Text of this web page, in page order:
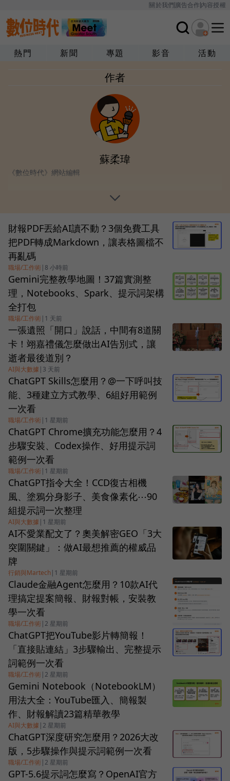
關於我們廣告合作內容授權
熱門 新聞 專題 影音 活動
作者
蘇柔瑋
《數位時代》網站編輯
財報PDF丟給AI讀不動？3個免費工具
把PDF轉成Markdown，讓表格圖檔不
再亂碼
職場/工作術 | 8 小時前
Gemini完整教學地圖！37篇實測整
理，Notebooks、Spark、提示詞架構
全打包
職場/工作術 | 1 天前
一張遺照「開口」說話，中間有8道關
卡！翊嘉禮儀怎麼做出AI告別式，讓
逝者最後道別？
AI與大數據 | 3 天前
ChatGPT Skills怎麼用？@一下呼叫技
能、3種建立方式教學、6組好用範例
一次看
職場/工作術 | 1 星期前
ChatGPT Chrome擴充功能怎麼用？4
步驟安裝、Codex操作、好用提示詞
範例一次看
職場/工作術 | 1 星期前
ChatGPT指令大全！CCD復古相機
風、塗鴉分身影子、美食像素化⋯90
組提示詞一次整理
AI與大數據 | 1 星期前
AI不愛業配文了？奧美解密GEO「3大
突圍關鍵」：做AI最想推薦的權威品
牌
行銷與Martech| 1 星期前
Claude金融Agent怎麼用？10款AI代
理搞定提案簡報、財報對帳，安裝教
學一次看
職場/工作術 |2 星期前
ChatGPT把YouTube影片轉簡報！
「直接貼連結」3步驟輸出、完整提示
詞範例一次看
職場/工作術 |2 星期前
Gemini Notebook（NotebookLM）
用法大全：YouTube匯入、簡報製
作、財報解讀23篇精華教學
AI與大數據 |2 星期前
ChatGPT深度研究怎麼用？2026大改
版，5步驟操作與提示詞範例一次看
職場/工作術 |2 星期前
GPT-5.6提示詞怎麼寫？OpenAI官方